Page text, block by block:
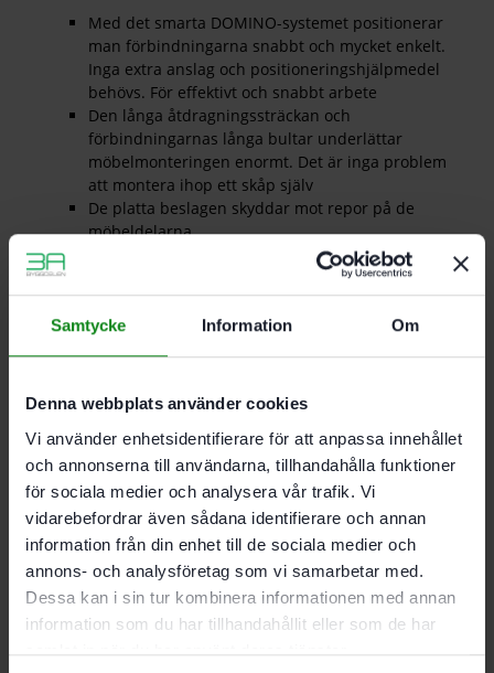
Samtycke Information Om
Denna webbplats använder cookies
Vi använder enhetsidentifierare för att anpassa innehållet
och annonserna till användarna, tillhandahålla funktioner
för sociala medier och analysera vår trafik. Vi
vidarebefordrar även sådana identifierare och annan
information från din enhet till de sociala medier och
annons- och analysföretag som vi samarbetar med.
Dessa kan i sin tur kombinera informationen med annan
information som du har tillhandahållit eller som de har
Med det smarta DOMINO-systemet positionerar
man förbindningarna snabbt och mycket enkelt.
Inga extra anslag och positioneringshjälpmedel
behövs. För effektivt och snabbt arbete
Den långa åtdragningssträckan och
förbindningarnas långa bultar underlättar
möbelmonteringen enormt. Det är inga problem
att montera ihop ett skåp själv
De platta beslagen skyddar mot repor på de
möbeldelarna
Beslagen utjämnar utan problem fräs- och
sågtoleranser på upp till 1.4 mm
De nya DOMINO förbindningarna för stommar
och möbler är idealiska för skivtjocklekar från 18
Täcker DOMINO förbindningsbeslag D8 mm
Färg: ljusbrun
Förpackning 50 Antal
Det finns inga recensioner än.
Bli först med att recensera ”Festool Täckskydd KV-AK
D15 brn/50”